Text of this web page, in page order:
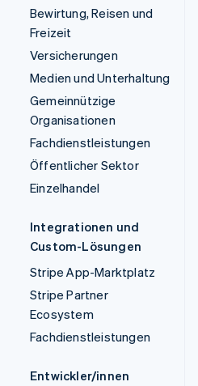
Bewirtung, Reisen und
Freizeit
Versicherungen
Medien und Unterhaltung
Gemeinnützige
Organisationen
Fachdienstleistungen
Öffentlicher Sektor
Einzelhandel
Integrationen und
Custom-Lösungen
Stripe App-Marktplatz
Stripe Partner
Ecosystem
Fachdienstleistungen
Entwickler/innen